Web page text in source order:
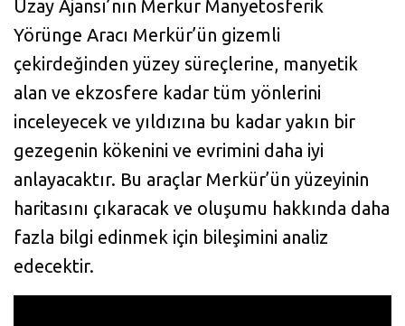
Uzay Ajansı’nın Merkür Manyetosferik
Yörünge Aracı Merkür’ün gizemli
çekirdeğinden yüzey süreçlerine, manyetik
alan ve ekzosfere kadar tüm yönlerini
inceleyecek ve yıldızına bu kadar yakın bir
gezegenin kökenini ve evrimini daha iyi
anlayacaktır. Bu araçlar Merkür’ün yüzeyinin
haritasını çıkaracak ve oluşumu hakkında daha
fazla bilgi edinmek için bileşimini analiz
edecektir.